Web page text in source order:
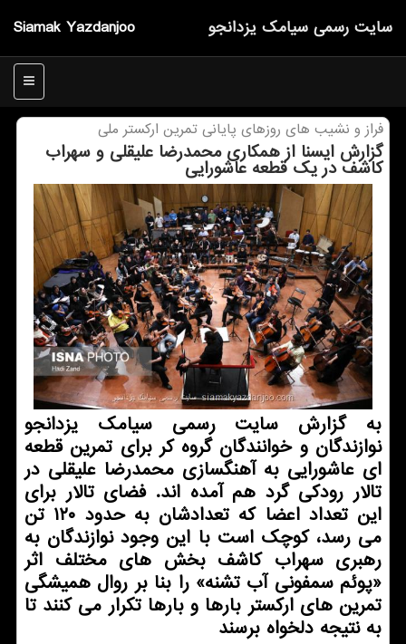
Siamak Yazdanjoo سایت رسمی سیامك یزدانجو
منو
فراز و نشیب های روزهای پایانی تمرین اركستر ملی
گزارش ایسنا از همكاری محمدرضا علیقلی و سهراب
كاشف در یك قطعه عاشورایی
به گزارش سایت رسمی سیامك یزدانجو
نوازندگان و خوانندگان گروه كر برای تمرین قطعه
ای عاشورایی به آهنگسازی محمدرضا علیقلی در
تالار رودكی گرد هم آمده اند. فضای تالار برای
این تعداد اعضا كه تعدادشان به حدود ۱۲۰ تن
می رسد، كوچك است با این وجود نوازندگان به
رهبری سهراب كاشف بخش های مختلف اثر
«پوئم سمفونی آب تشنه» را بنا بر روال همیشگی
تمرین های اركستر بارها و بارها تكرار می كنند تا
به نتیجه دلخواه برسند